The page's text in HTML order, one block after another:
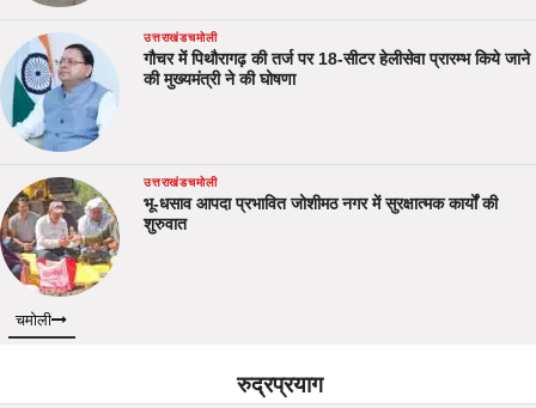
उत्तराखंडचमोली
गौचर में पिथौरागढ़ की तर्ज पर 18-सीटर हेलीसेवा प्रारम्भ किये जाने
की मुख्यमंत्री ने की घोषणा
उत्तराखंडचमोली
भू-धसाव आपदा प्रभावित जोशीमठ नगर में सुरक्षात्मक कार्यों की
शुरुवात
चमोली
रुद्रप्रयाग